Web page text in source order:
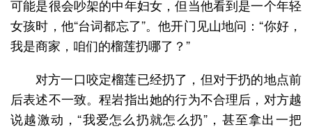
可能是很会吵架的中年妇女，但当他看到是一个年轻
女孩时，他“台词都忘了”。他开门见山地问：“你好，
我是商家，咱们的榴莲扔哪了？”
对方一口咬定榴莲已经扔了，但对于扔的地点前
后表述不一致。程岩指出她的行为不合理后，对方越
说越激动，“我爱怎么扔就怎么扔”，甚至拿出一把